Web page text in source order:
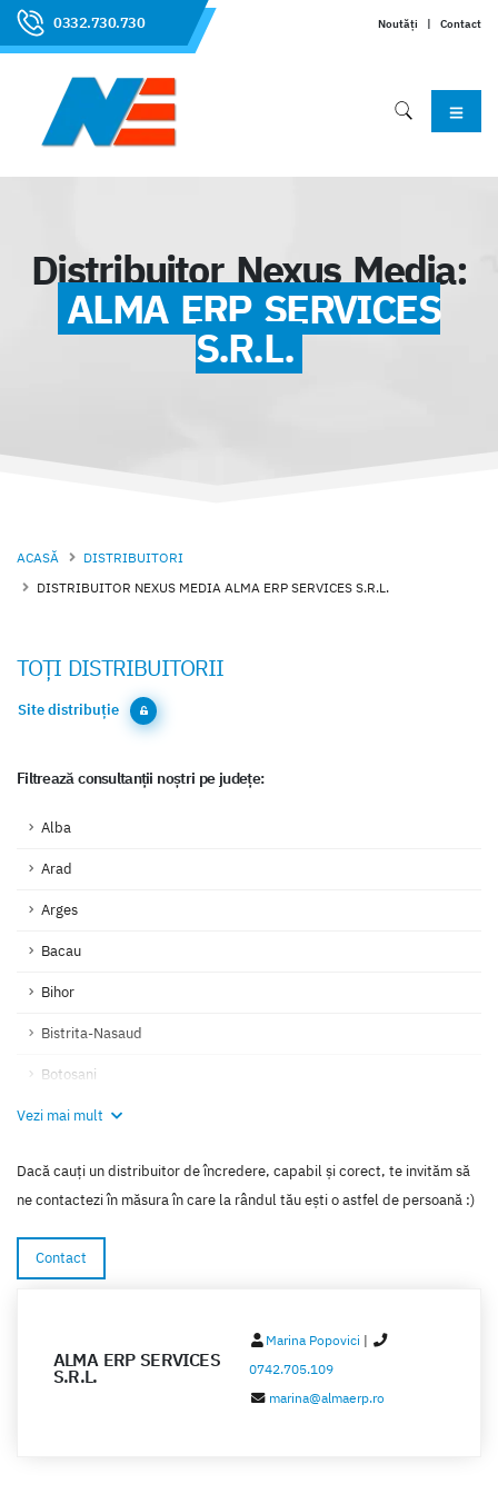
0332.730.730 Noutăți | Contact
Distribuitor Nexus Media:
ALMA ERP SERVICES
S.R.L.
ACASĂ
DISTRIBUITORI
DISTRIBUITOR NEXUS MEDIA ALMA ERP SERVICES S.R.L.
TOȚI DISTRIBUITORII
Site distribuție
Filtrează consultanții noștri pe județe:
Alba
Arad
Arges
Bacau
Bihor
Bistrita-Nasaud
Botosani
Braila
Bucuresti
Buzau
Calarasi
Cluj
Vezi mai mult
Dacă cauți un distribuitor de încredere, capabil și corect, te invităm să
ne contactezi în măsura în care la rândul tău ești o astfel de persoană :)
Contact
ALMA ERP SERVICES
S.R.L.
Marina Popovici |
0742.705.109
marina@almaerp.ro